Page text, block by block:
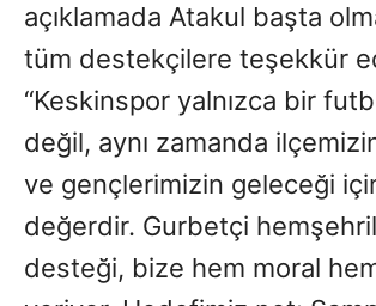
açıklamada Atakul başta
tüm destekçilere teşekkür
“Keskinspor yalnızca bir
değil, aynı zamanda ilçemizin
ve gençlerimizin geleceği
değerdir. Gurbetçi
desteği, bize hem moral